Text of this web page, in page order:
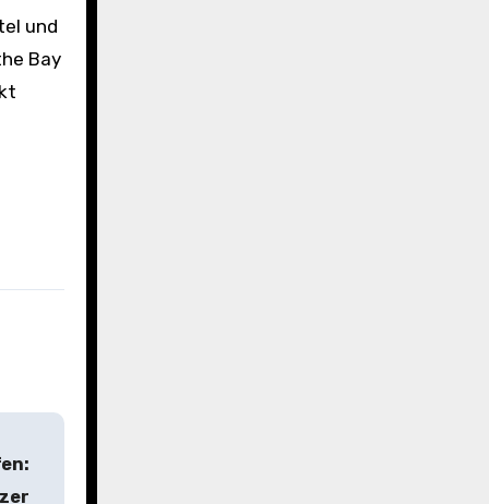
und
Bay